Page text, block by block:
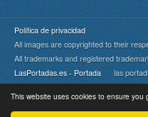
This website uses cookies to ensure
Política de privacidad
All images are copyrighted to their
All trademarks and registered
LasPortadas.es - Portada las